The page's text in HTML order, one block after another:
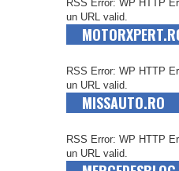
RSS Error: WP HTTP
un URL valid.
RSS Error: WP HTTP
un URL valid.
MISSAUTO.RO
RSS Error: WP HTTP
un URL valid.